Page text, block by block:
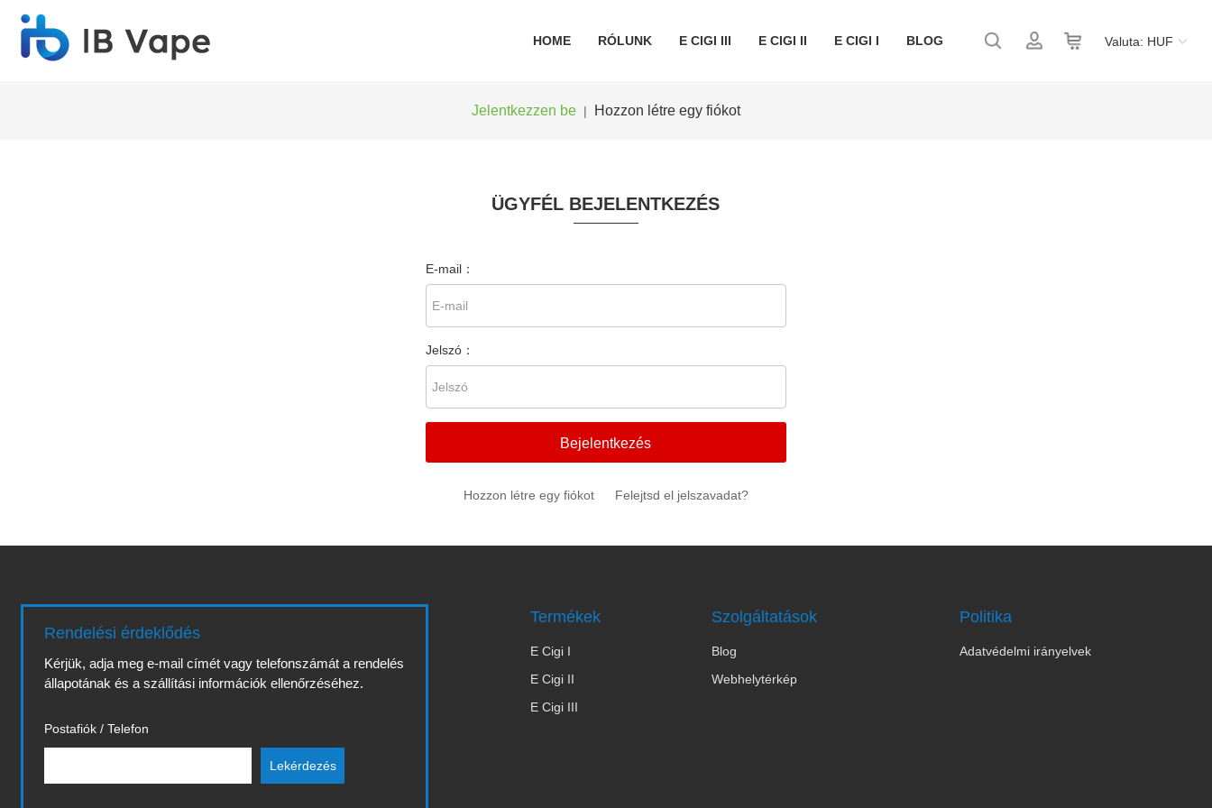
Valuta: HUF
HOME RÓLUNK E CIGI III E CIGI II E CIGI I BLOG
Jelentkezzen be | Hozzon létre egy fiókot
ÜGYFÉL BEJELENTKEZÉS
E-mail：
Jelszó：
Bejelentkezés
Hozzon létre egy fiókot Felejtsd el jelszavadat?
Rendelési érdeklődés
Kérjük, adja meg e-mail címét vagy telefonszámát a rendelés
állapotának és a szállítási információk ellenőrzéséhez.
Postafiók / Telefon
Termékek
E Cigi I
E Cigi II
E Cigi III
Szolgáltatások
Blog
Webhelytérkép
Politika
Adatvédelmi irányelvek